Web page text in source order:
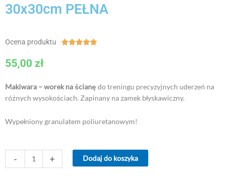
30x30cm PEŁNA
Ocena produktu Ocena
55,00 zł
Makiwara – worek na ścianędo treningu precyzyjnych uderzeń na
różnych wysokościach. Zapinany na zamek błyskawiczny.
Wypełniony granulatem poliuretanowym!
-
Worek
+ Dodaj do koszyka